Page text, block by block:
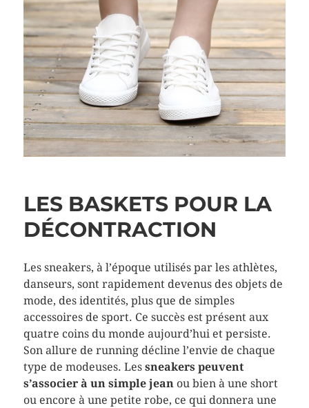
LES BASKETS POUR LA
DÉCONTRACTION
Les sneakers, à l’époque utilisés par les athlètes,
danseurs, sont rapidement devenus des objets de
mode, des identités, plus que de simples
accessoires de sport. Ce succès est présent aux
quatre coins du monde aujourd’hui et persiste.
Son allure de running décline l’envie de chaque
type de modeuses. Les sneakers peuvent
s’associer à un simple jeanou bien à une short
ou encore à une petite robe, ce qui donnera une